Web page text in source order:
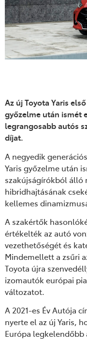
Az új Toyota Yaris
győzelme után ismét
legrangosabb autós
díjat.
A negyedik
Yaris győzelme után
szakújságírókból álló
hibridhajtásának
kellemes
A szakértők
értékelték az autó
vezethetőségét és
Mindemellett a zsűri
Toyota újra
izomautók európai
változatot.
A 2021-es Év Autója
nyerte el az új Yaris,
Európa legkelendőbb